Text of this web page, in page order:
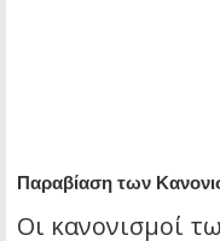
Παραβίαση των
Οι κανονισμοί